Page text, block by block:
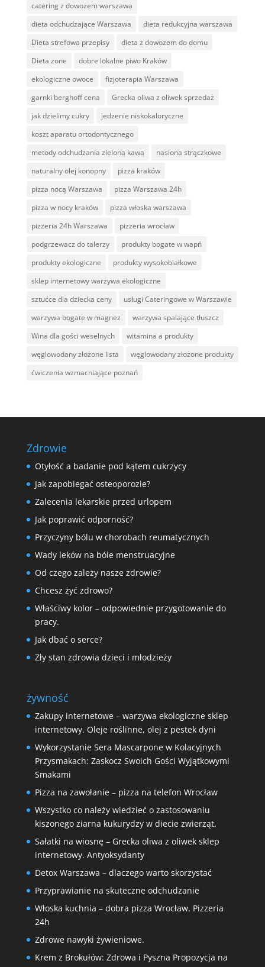
catering z dowozem warszawa
dieta odchudzające Warszawa
dieta redukcyjna warszawa
Dieta strefowa przepisy
dieta z dowozem do domu
Dieta zone
dobre lokalne piwo Kraków
ekologiczne owoce
fizjoterapia Warszawa
garnki berghoff cena
Grecka oliwa z oliwek sprzedaż
jak dzielimy cukry
jedzenie niskokaloryczne
koszt aparatu ortodontycznego
metody odchudzania zielona kawa
nasiona strączkowe
naturalny olej konopny
pizza kraków
pizza nocą Warszawa
pizza Warszawa 24h
pizza w nocy kraków
pizza włoska warszawa
pizzeria 24h Warszawa
pizzeria wrocław
podgrzewacz do talerzy
produkty bogate w wapń
produkty ekologiczne
produkty wysokobiałkowe
sklep internetowy warzywa ekologiczne
sztućce dla dziecka ceny
usługi Cateringowe w Warszawie
warzywa bogate w magnez
warzywa spalające tłuszcz
Wina dla gości weselnych
witamina a produkty
węglowodany złożone lista
węglowodany złożone produkty
ćwiczenia wzmacniające poznań
Zdrowie
Otyłość a badanie pod kątem cukrzycy
Jak zapobiegać osteoporozie?
Zalecenia lekarskie przed urlopem
Jak poprawić odporność?
Przyczyny bólu w chorobach reumatycznych
Wady leków na bóle menstruacyjne
Od czego zależy nasze zdrowie?
Chcesz żyć zdrowo?
Właściwy kolor – odpowiednie przygotowanie do
pracy.
Jak dbać o serce?
Zły stan zdrowia dzieci i młodzieży
żywność
Zakupy internetowe – warzywa ekologiczne sklep
internetowy. Oleje roślinne, olej z pestek dyni
Wykorzystanie Sera Mascarpone w Kolacyjnych
Przysmakach: Zaskocz Swoich Gości Wyjątkowymi
Smakami
Pizza na zawołanie – pizza na telefon Wrocław
Wszystko co należy wiedzieć o zastosowaniu
kiszonego ziarna kukurydzy w diecie zwierząt.
Sałatki na wiosnę – Grecka oliwa z oliwek sklep
internetowy. Antyoksydanty
Detox Warszawa – dlaczego warto skorzystać
Przyprawianie na skuteczne odchudzanie
Włoska kuchnia – dobra pizza Wrocław. Pizzeria
24h
Zdrowe nawyki żywieniowe.
Krem z Brokułów: Zdrowa i Pyszna Propozycja na